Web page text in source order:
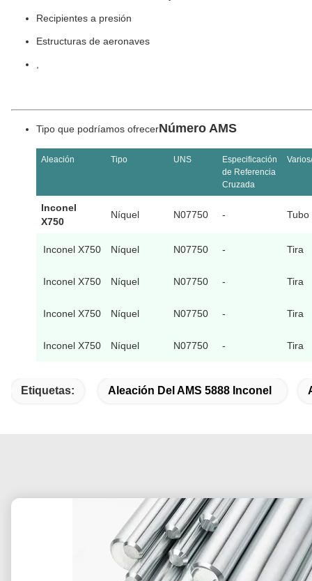
Recipientes a presión
Estructuras de aeronaves
Tipo que podríamos ofrecerNúmero AMS
Aleación Tipo UNS
Especificación
de Referencia
Cruzada
Inconel
X750
Níquel N07750 - Tubo
Inconel X750 Níquel N07750 - Tira
Inconel X750 Níquel N07750 - Tira
Inconel X750 Níquel N07750 - Tira
Inconel X750 Níquel N07750 - Tira
Etiquetas: Aleación Del AMS 5888 Inconel